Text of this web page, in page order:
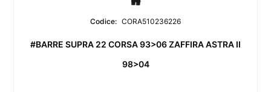
Codice: CORA510236226
#BARRE SUPRA 22 CORSA 93>06 ZAFFIRA ASTRA II
98>04